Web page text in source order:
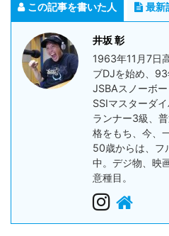
この記事を書いた人 最新
井坂 彰
1963年11月7日
ブDJを始め、93
JSBAスノーボー
SSIマスターダ
ランナー3級、
格をもち、今、
50歳からは、フ
中。デジ物、映
意種目。